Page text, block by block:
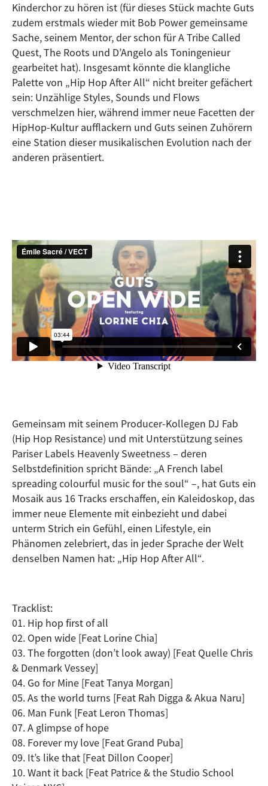
Kinderchor zu hören ist (für dieses Stück machte Guts
zudem erstmals wieder mit Bob Power gemeinsame
Sache, seinem Mentor, der schon für A Tribe Called
Quest, The Roots und D’Angelo als Toningenieur
gearbeitet hat). Insgesamt könnte die klangliche
Palette von „Hip Hop After All“ nicht breiter gefächert
sein: Unzählige Styles, Sounds und Flows
verschmelzen hier, während immer neue Facetten der
HipHop-Kultur aufflackern und Guts seinen Zuhörern
eine Station dieser musikalischen Evolution nach der
anderen präsentiert.
Gemeinsam mit seinem Producer-Kollegen DJ Fab
(Hip Hop Resistance) und mit Unterstützung seines
Pariser Labels Heavenly Sweetness – deren
Selbstdefinition spricht Bände: „A French label
spreading colourful music for the soul“ –, hat Guts ein
Mosaik aus 16 Tracks erschaffen, ein Kaleidoskop, das
immer neue Elemente mit einbezieht und dabei
unterm Strich ein Gefühl, einen Lifestyle, ein
Phänomen zelebriert, das in jeder Sprache der Welt
denselben Namen hat: „Hip Hop After All“.
Tracklist:
01. Hip hop first of all
02. Open wide [Feat Lorine Chia]
03. The forgotten (don’t look away) [Feat Quelle Chris
& Denmark Vessey]
04. Go for Mine [Feat Tanya Morgan]
05. As the world turns [Feat Rah Digga & Akua Naru]
06. Man Funk [Feat Leron Thomas]
07. A glimpse of hope
08. Forever my love [Feat Grand Puba]
09. It’s like that [Feat Dillon Cooper]
10. Want it back [Feat Patrice & the Studio School